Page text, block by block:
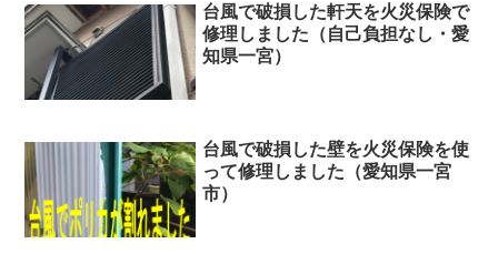
台風で破損した軒天を火災保険で
修理しました（自己負担なし・愛
知県一宮）
台風で破損した壁を火災保険を使
って修理しました（愛知県一宮
市）